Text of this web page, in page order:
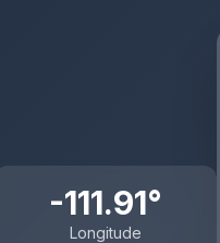
-111.91°
Longitude